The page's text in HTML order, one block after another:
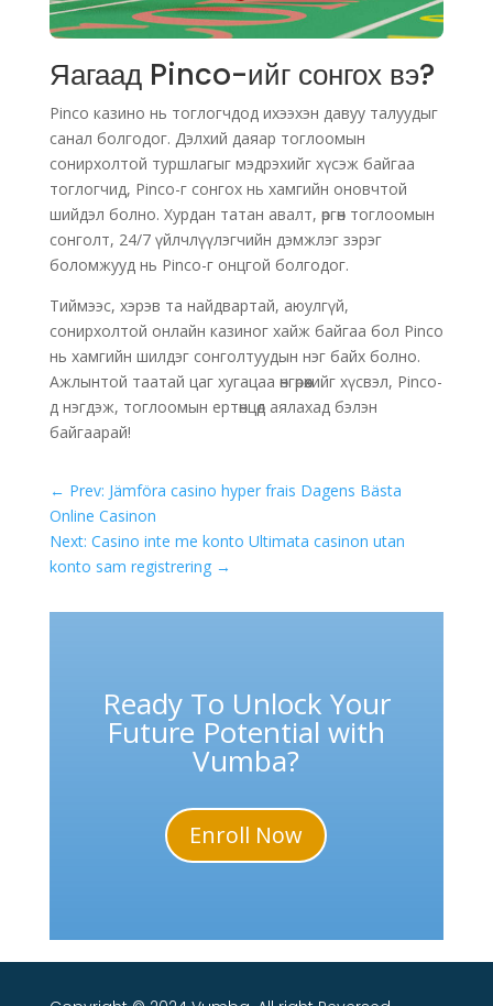
Яагаад Pinco-ийг сонгох вэ?
Pinco казино нь тоглогчдод ихээхэн давуу талуудыг
санал болгодог. Дэлхий даяар тоглоомын
сонирхолтой туршлагыг мэдрэхийг хүсэж байгаа
тоглогчид, Pinco-г сонгох нь хамгийн оновчтой
шийдэл болно. Хурдан татан авалт, өргөн тоглоомын
сонголт, 24/7 үйлчлүүлэгчийн дэмжлэг зэрэг
боломжууд нь Pinco-г онцгой болгодог.
Тиймээс, хэрэв та найдвартай, аюулгүй,
сонирхолтой онлайн казиног хайж байгаа бол Pinco
нь хамгийн шилдэг сонголтуудын нэг байх болно.
Ажлынтой таатай цаг хугацаа өнгөрөөхийг хүсвэл, Pinco-
д нэгдэж, тоглоомын ертөнцөд аялахад бэлэн
байгаарай!
← Prev: Jämföra casino hyper frais Dagens Bästa
Online Casinon
Next: Casino inte me konto Ultimata casinon utan
konto sam registrering→
Ready To Unlock Your
Future Potential with
Vumba?
Enroll Now